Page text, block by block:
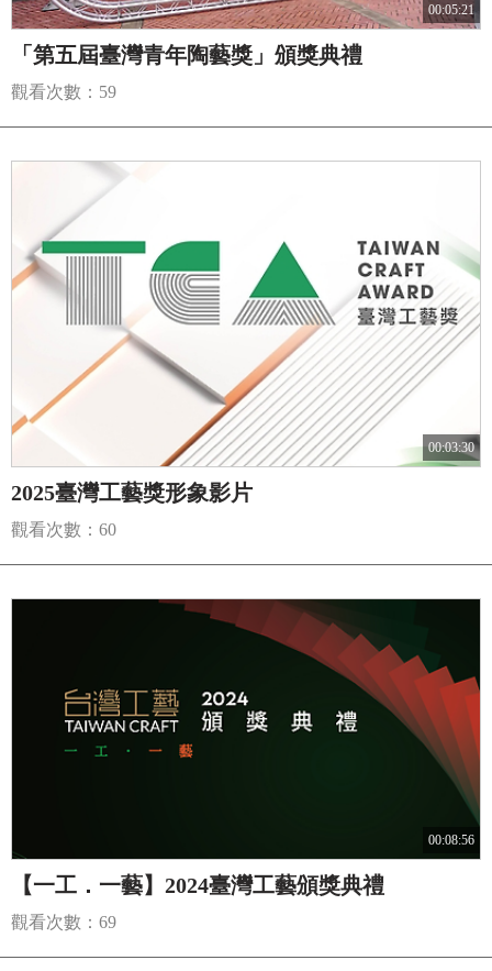
00:05:21
「第五屆臺灣青年陶藝獎」頒獎典禮
觀看次數：59
00:03:30
2025臺灣工藝獎形象影片
觀看次數：60
00:08:56
【一工．一藝】2024臺灣工藝頒獎典禮
觀看次數：69